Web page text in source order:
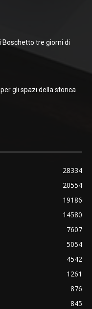
Boschetto tre giorni di
gli spazi della storica
28334
20554
19186
14580
7607
5054
4542
1261
876
845